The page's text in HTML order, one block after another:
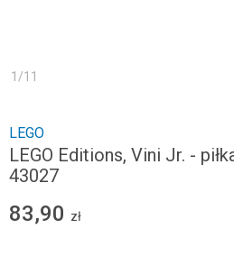
1 /11
LEGO
LEGO Editions, Vini Jr. -
43027
83,90 zł